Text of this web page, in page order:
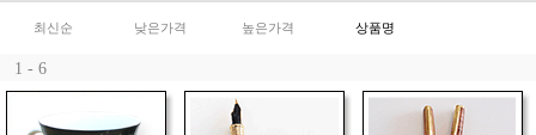
최신순 낮은가격 높은가격 상품명
1 - 6